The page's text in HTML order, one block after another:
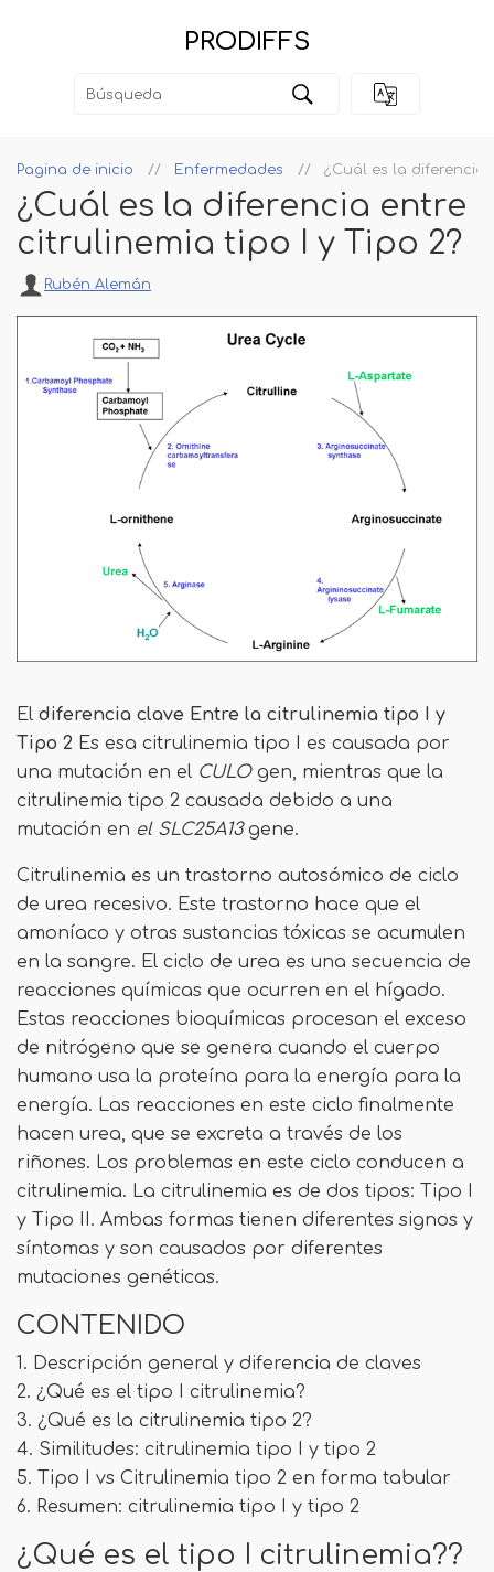
PRODIFFS
Pagina de inicio Enfermedades ¿Cuál es la diferencia
¿Cuál es la diferencia entre
citrulinemia tipo I y Tipo 2?
Rubén Alemán
El diferencia clave Entre la citrulinemia tipo I y
Tipo 2 Es esa citrulinemia tipo I es causada por
una mutación en el CULOgen, mientras que la
citrulinemia tipo 2 causada debido a una
mutación en el SLC25A13gene.
Citrulinemia es un trastorno autosómico de ciclo
de urea recesivo. Este trastorno hace que el
amoníaco y otras sustancias tóxicas se acumulen
en la sangre. El ciclo de urea es una secuencia de
reacciones químicas que ocurren en el hígado.
Estas reacciones bioquímicas procesan el exceso
de nitrógeno que se genera cuando el cuerpo
humano usa la proteína para la energía para la
energía. Las reacciones en este ciclo finalmente
hacen urea, que se excreta a través de los
riñones. Los problemas en este ciclo conducen a
citrulinemia. La citrulinemia es de dos tipos: Tipo I
y Tipo II. Ambas formas tienen diferentes signos y
síntomas y son causados ​​por diferentes
mutaciones genéticas.
CONTENIDO
1. Descripción general y diferencia de claves
2. ¿Qué es el tipo I citrulinemia?
3. ¿Qué es la citrulinemia tipo 2?
4. Similitudes: citrulinemia tipo I y tipo 2
5. Tipo I vs Citrulinemia tipo 2 en forma tabular
6. Resumen: citrulinemia tipo I y tipo 2
¿Qué es el tipo I citrulinemia??